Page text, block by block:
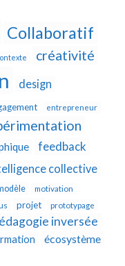
Collaboratif
créativité
design
entrepreneur
feedback
collective
motivation
projet prototypage
inversée
écosystème